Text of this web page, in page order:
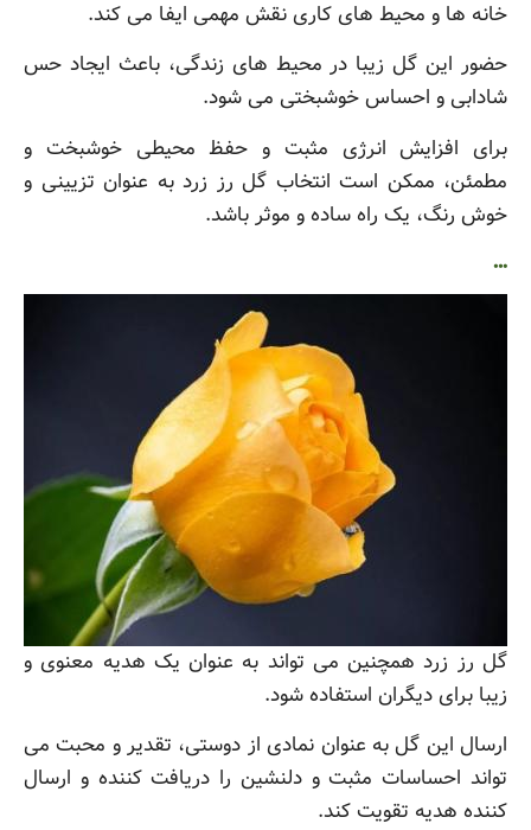
خانه ها و محیط های کاری نقش مهمی ایفا می کند.
حضور این گل زیبا در محیط های زندگی، باعث ایجاد حس
شادابی و احساس خوشبختی می شود.
برای افزایش انرژی مثبت و حفظ محیطی خوشبخت و
مطمئن، ممکن است انتخاب گل رز زرد به عنوان تزیینی و
خوش رنگ، یک راه ساده و موثر باشد.
…
گل رز زرد همچنین می تواند به عنوان یک هدیه معنوی و
زیبا برای دیگران استفاده شود.
ارسال این گل به عنوان نمادی از دوستی، تقدیر و محبت می
تواند احساسات مثبت و دلنشین را دریافت کننده و ارسال
کننده هدیه تقویت کند.